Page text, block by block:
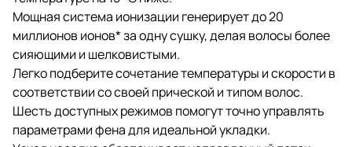
Мощная система ионизации генерирует до 20
миллионов ионов* за одну сушку, делая волосы более
сияющими и шелковистыми.
Легко подберите сочетание температуры и скорости в
соответствии со своей прической и типом волос.
Шесть доступных режимов помогут точно управлять
параметрами фена для идеальной укладки.